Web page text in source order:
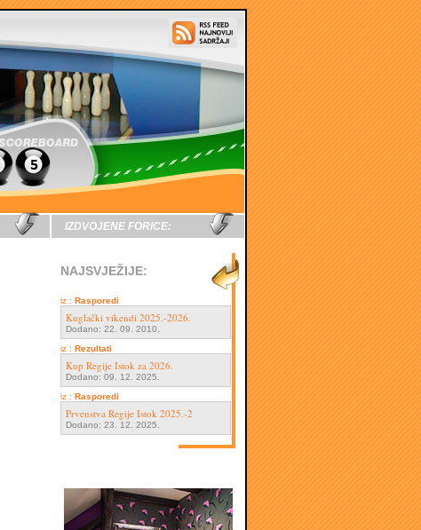
IZDVOJENE FORICE:
NAJSVJEŽIJE:
iz : Rasporedi
Kuglački vikendi 2025.-2026.
Dodano: 22. 09. 2010.
iz : Rezultati
Kup Regije Istok za 2026.
Dodano: 09. 12. 2025.
iz : Rasporedi
Prvenstva Regije Istok 2025.-2
Dodano: 23. 12. 2025.